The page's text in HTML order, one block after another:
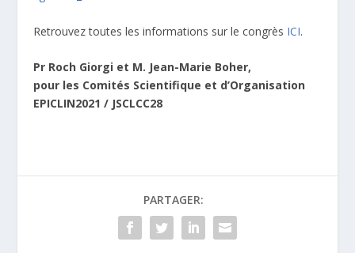
Retrouvez toutes les informations sur le congrès ICI.
Pr Roch Giorgi et M. Jean-Marie Boher,
pour les Comités Scientifique et d’Organisation
EPICLIN2021 / JSCLCC28
PARTAGER: